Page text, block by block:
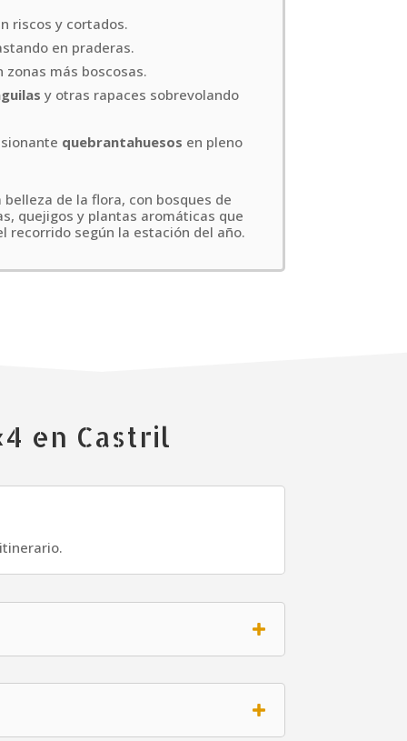
riscos y cortados.
en praderas.
zonas más boscosas.
y otras rapaces sobrevolando
quebrantahuesos en pleno
de la flora, con bosques de
quejigos y plantas aromáticas que
recorrido según la estación del año.
en Castril